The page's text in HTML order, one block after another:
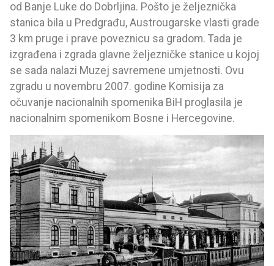
od Banje Luke do Dobrljina. Pošto je željeznička
stanica bila u Predgrađu, Austrougarske vlasti grade
3 km pruge i prave poveznicu sa gradom. Tada je
izgrađena i zgrada glavne željezničke stanice u kojoj
se sada nalazi Muzej savremene umjetnosti. Ovu
zgradu u novembru 2007. godine Komisija za
očuvanje nacionalnih spomenika BiH proglasila je
nacionalnim spomenikom Bosne i Hercegovine.